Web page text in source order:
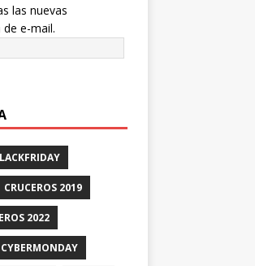
las nuevas
e-mail.
CRUCEROS 2019
2022
CYBERMONDAY